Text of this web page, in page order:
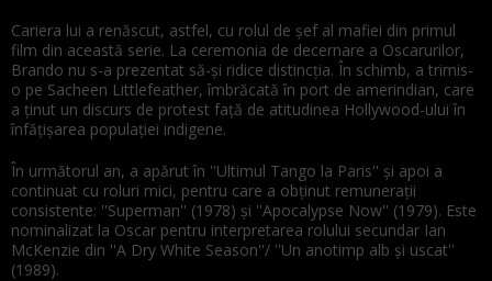
Cariera lui a renăscut, astfel, cu rolul de şef al mafiei din primul
film din această serie. La ceremonia de decernare a Oscarurilor,
Brando nu s-a prezentat să-şi ridice distincţia. În schimb, a trimis-
o pe Sacheen Littlefeather, îmbrăcată în port de amerindian, care
a ţinut un discurs de protest faţă de atitudinea Hollywood-ului în
înfăţişarea populaţiei indigene.
În următorul an, a apărut în ''Ultimul Tango la Paris'' şi apoi a
continuat cu roluri mici, pentru care a obținut remuneraţii
consistente: ''Superman'' (1978) şi ''Apocalypse Now'' (1979). Este
nominalizat la Oscar pentru interpretarea rolului secundar Ian
McKenzie din ''A Dry White Season''/ ''Un anotimp alb şi uscat''
(1989).